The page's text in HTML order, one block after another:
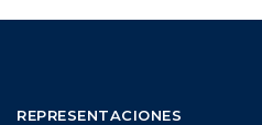
REPRESENTACIONES